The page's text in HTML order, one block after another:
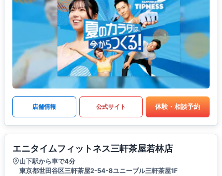
店舗情報 公式サイト 体験・相談予約
エニタイムフィットネス三軒茶屋若林店
山下駅から車で4分
東京都世田谷区三軒茶屋2-54-8ユニーブル三軒茶屋1F